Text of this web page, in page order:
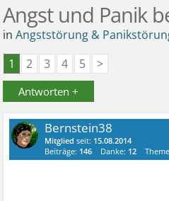
Angst und Panik
inAngststörung &
1
2 3 4 5 >
Antworten +
Bernstein38
Mitglied seit: 15.08.2014
Beiträge: 146 Danke: 12